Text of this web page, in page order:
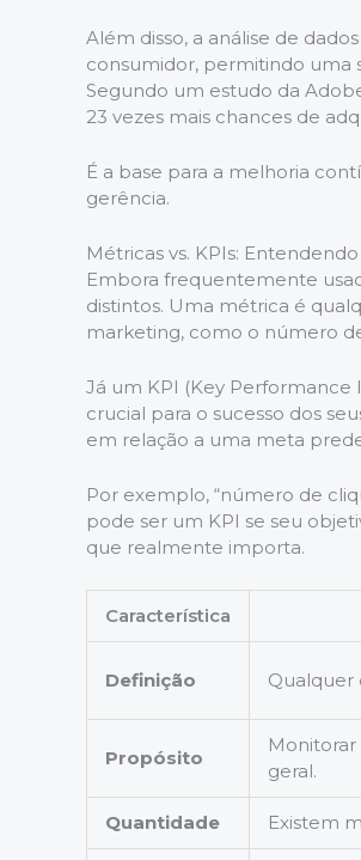
Além disso, a análise de
consumidor, permitindo uma
Segundo um estudo da
23 vezes mais chances de
É a base para a melhoria
gerência.
Métricas vs. KPIs:
Embora frequentemente
distintos. Uma métrica é
marketing, como o número
Já um KPI (Key
crucial para o sucesso dos
em relação a uma meta
Por exemplo, “número de
pode ser um KPI se seu
que realmente importa.
Característica
Definição Qualquer
Propósito
geral.
Quantidade Existem